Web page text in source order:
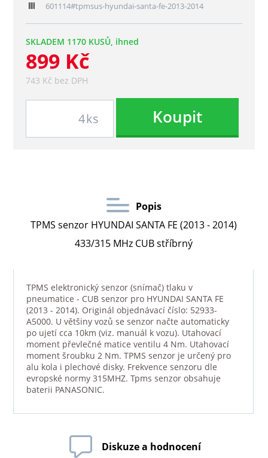
601114#tpmsus-hyundai-santa-fe-2013-2014
SKLADEM 1170 KUSŮ, ihned
899 Kč
743 Kč bez DPH
ks Koupit
Popis
TPMS senzor HYUNDAI SANTA FE (2013 - 2014)
433/315 MHz CUB stříbrný
TPMS elektronický senzor (snímač) tlaku v
pneumatice - CUB senzor pro HYUNDAI SANTA FE
(2013 - 2014). Originál objednávací číslo: 52933-
A5000. U většiny vozů se senzor načte automaticky
po ujetí cca 10km (viz. manuál k vozu). Utahovací
moment převlečné matice ventilu 4 Nm. Utahovací
moment šroubku 2 Nm. TPMS senzor je určený pro
alu kola i plechové disky. Frekvence senzoru dle
evropské normy 315MHZ. Tpms senzor obsahuje
baterii PANASONIC.
Diskuze a hodnocení